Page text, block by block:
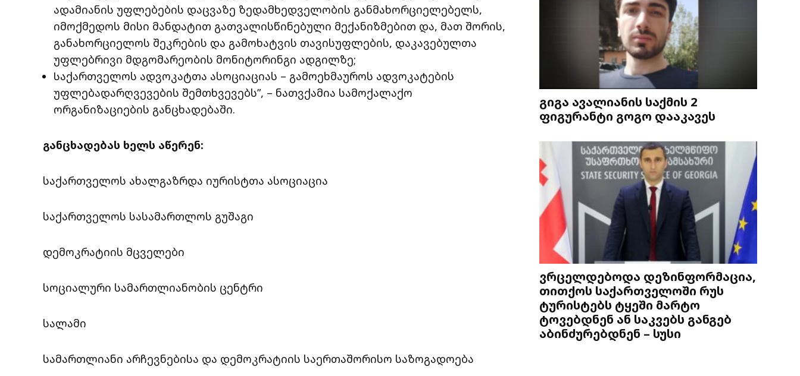
ადამიანის უფლებების დაცვაზე ზედამხედველობის განმახორციელებელს,
იმოქმედოს მისი მანდატით გათვალისწინებული მექანიზმებით და, მათ შორის,
განახორციელოს შეკრების და გამოხატვის თავისუფლების, დაკავებულთა
უფლებრივი მდგომარეობის მონიტორინგი ადგილზე;
Საქართველოს ადვოკატთა ასოციაციას – გამოეხმაუროს ადვოკატების
უფლებადარღვევების შემთხვევებს”, – ნათვქამია სამოქალაქო
ორგანიზაციების განცხადებაში.
განცხადებას ხელს აწერენ:
საქართველოს ახალგაზრდა იურისტთა ასოციაცია
საქართველოს სასამართლოს გუშაგი
დემოკრატიის მცველები
სოციალური სამართლიანობის ცენტრი
სალამი
სამართლიანი არჩევნებისა და დემოკრატიის საერთაშორისო საზოგადოება
გიგა ავალიანის საქმის 2
ფიგურანტი გოგო დააკავეს
ვრცელდებოდა დეზინფორმაცია,
თითქოს საქართველოში რუს
ტურისტებს ტყეში მარტო
ტოვებდნენ ან საკვებს განგებ
აბინძურებდნენ – სუსი